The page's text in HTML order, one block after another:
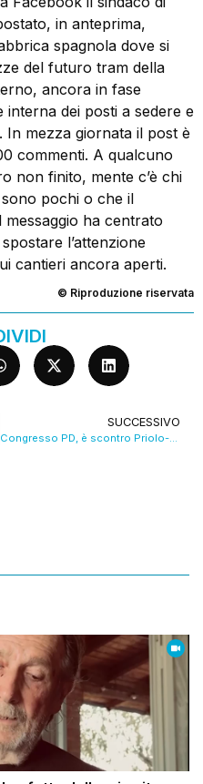
in anteprima,
spagnola dove si
del futuro tram della
ancora in fase
dei posti a sedere e
In mezza giornata il post è
commenti. A qualcuno
non finito, mente c’è chi
pochi o che il
ha centrato
l’attenzione
cantieri ancora aperti.
© Riproduzione riservata
SUCCESSIVO
Congresso PD, è scontro Priolo-Mazzoni. VIDEO